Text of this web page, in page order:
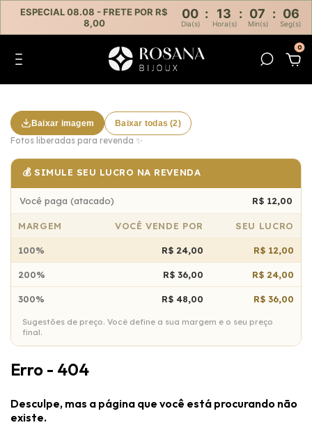
ESPECIAL 08.08 - FRETE POR R$
8,00
00 : 13 : 07 : 06
Dia(s) Hora(s) Min(s) Seg(s)
0
Baixar imagem Baixar todas (2)
Fotos liberadas para revenda ✨
💰 SIMULE SEU LUCRO NA REVENDA
Você paga (atacado) R$ 12,00
MARGEM VOCÊ VENDE POR SEU LUCRO
100% R$ 24,00 R$ 12,00
200% R$ 36,00 R$ 24,00
300% R$ 48,00 R$ 36,00
Sugestões de preço. Você define a sua margem e o seu preço
final.
Erro - 404
Desculpe, mas a página que você está procurando não
existe.